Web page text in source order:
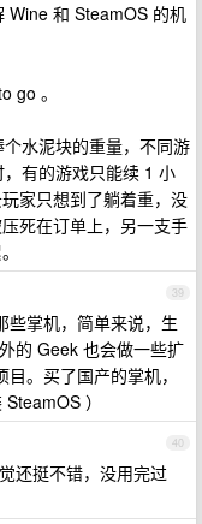
Wine 和 SteamOS 的机
go 。
水泥块的重量，不同游
有的游戏只能续 1 小
家只想到了躺着重，没
死在订单上，另一支手
39
掌机，简单来说，生
的 Geek 也会做一些扩
。买了国产的掌机，
）
40
还挺不错，没用完过